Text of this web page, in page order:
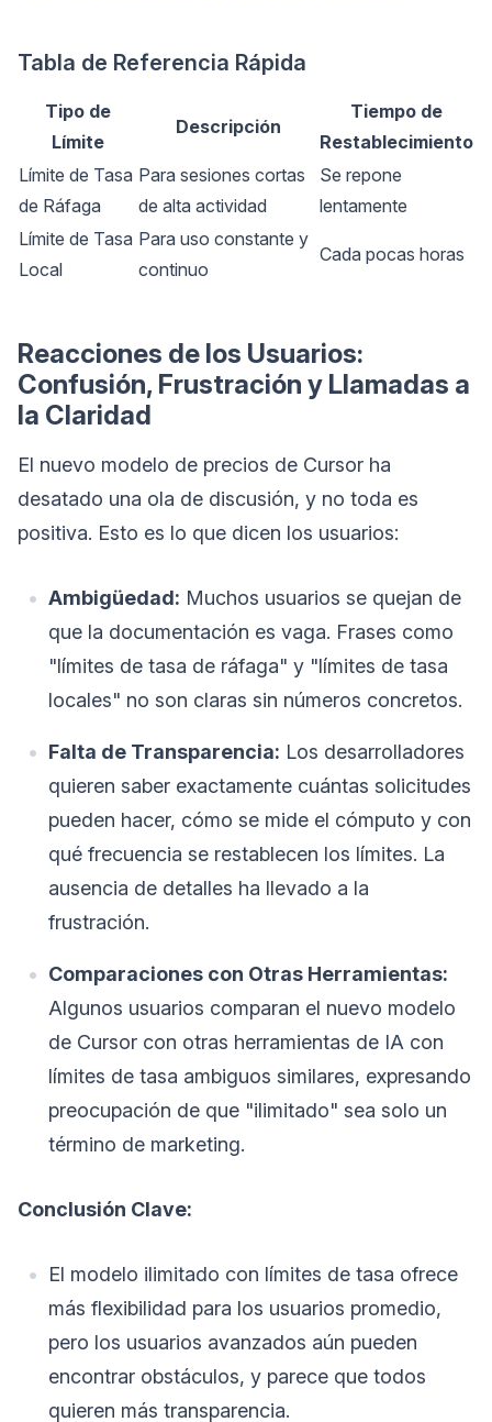
Tabla de Referencia Rápida
Tipo de
Límite
Descripción
Tiempo de
Restablecimiento
Límite de Tasa
de Ráfaga
Para sesiones cortas
de alta actividad
Se repone
lentamente
Límite de Tasa
Local
Para uso constante y
continuo
Cada pocas horas
Reacciones de los Usuarios:
Confusión, Frustración y Llamadas a
la Claridad
El nuevo modelo de precios de Cursor ha
desatado una ola de discusión, y no toda es
positiva. Esto es lo que dicen los usuarios:
Ambigüedad: Muchos usuarios se quejan de
que la documentación es vaga. Frases como
"límites de tasa de ráfaga" y "límites de tasa
locales" no son claras sin números concretos.
Falta de Transparencia: Los desarrolladores
quieren saber exactamente cuántas solicitudes
pueden hacer, cómo se mide el cómputo y con
qué frecuencia se restablecen los límites. La
ausencia de detalles ha llevado a la
frustración.
Comparaciones con Otras Herramientas:
Algunos usuarios comparan el nuevo modelo
de Cursor con otras herramientas de IA con
límites de tasa ambiguos similares, expresando
preocupación de que "ilimitado" sea solo un
término de marketing.
Conclusión Clave:
El modelo ilimitado con límites de tasa ofrece
más flexibilidad para los usuarios promedio,
pero los usuarios avanzados aún pueden
encontrar obstáculos, y parece que todos
quieren más transparencia.